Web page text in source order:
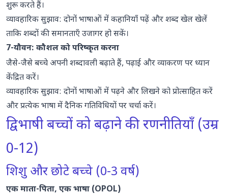
शुरू करते हैं।
व्यावहारिक सुझाव: दोनों भाषाओं में कहानियाँ पढ़ें और शब्द खेल खेलें
ताकि शब्दों की समानताएँ उजागर हो सकें।
7-यौवन: कौशल को परिष्कृत करना
जैसे-जैसे बच्चे अपनी शब्दावली बढ़ाते हैं, पढ़ाई और व्याकरण पर ध्यान
केंद्रित करें।
व्यावहारिक सुझाव: दोनों भाषाओं में पढ़ने और लिखने को प्रोत्साहित करें
और प्रत्येक भाषा में दैनिक गतिविधियों पर चर्चा करें।
द्विभाषी बच्चों को बढ़ाने की रणनीतियाँ (उम्र
0-12)
शिशु और छोटे बच्चे (0-3 वर्ष)
एक माता-पिता, एक भाषा (OPOL)